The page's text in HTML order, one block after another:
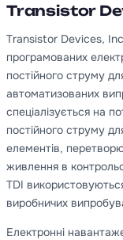
Transistor
Transistor Devices,
програмованих
постійного струму
автоматизованих
спеціалізується на
постійного струму
елементів,
живлення в
TDI
виробничих
Електронні